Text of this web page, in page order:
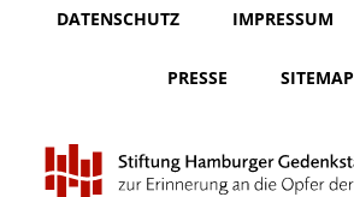
Nederlands
Português
DATENSCHUTZ IMPRESSUM
PRESSE SITEMAP